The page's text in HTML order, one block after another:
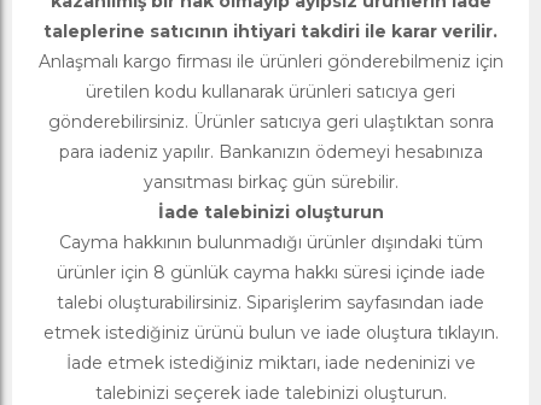
taleplerine satıcının ihtiyari takdiri ile karar verilir.
Anlaşmalı kargo firması ile ürünleri gönderebilmeniz için
üretilen kodu kullanarak ürünleri satıcıya geri
gönderebilirsiniz. Ürünler satıcıya geri ulaştıktan sonra
para iadeniz yapılır. Bankanızın ödemeyi hesabınıza
yansıtması birkaç gün sürebilir.
İade talebinizi oluşturun
Cayma hakkının bulunmadığı ürünler dışındaki tüm
ürünler için 8 günlük cayma hakkı süresi içinde iade
talebi oluşturabilirsiniz. Siparişlerim sayfasından iade
etmek istediğiniz ürünü bulun ve iade oluştura tıklayın.
İade etmek istediğiniz miktarı, iade nedeninizi ve
talebinizi seçerek iade talebinizi oluşturun.